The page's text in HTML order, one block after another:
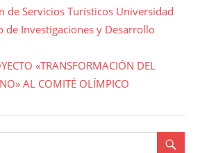
de Servicios Turísticos Universidad
de Investigaciones y Desarrollo
«TRANSFORMACIÓN DEL
AL COMITÉ OLÍMPICO